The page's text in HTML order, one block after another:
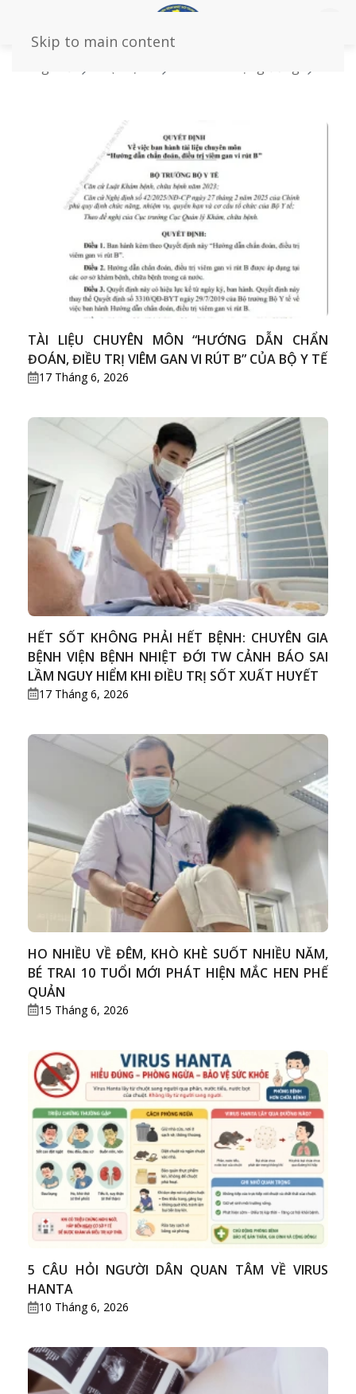
Skip to main content
TÀI LIỆU CHUYÊN MÔN “HƯỚNG DẪN CHẨN
ĐOÁN, ĐIỀU TRỊ VIÊM GAN VI RÚT B” CỦA BỘ Y TẾ
17 Tháng 6, 2026
HẾT SỐT KHÔNG PHẢI HẾT BỆNH: CHUYÊN GIA
BỆNH VIỆN BỆNH NHIỆT ĐỚI TW CẢNH BÁO SAI
LẦM NGUY HIỂM KHI ĐIỀU TRỊ SỐT XUẤT HUYẾT
17 Tháng 6, 2026
HO NHIỀU VỀ ĐÊM, KHÒ KHÈ SUỐT NHIỀU NĂM,
BÉ TRAI 10 TUỔI MỚI PHÁT HIỆN MẮC HEN PHẾ
QUẢN
15 Tháng 6, 2026
5 CÂU HỎI NGƯỜI DÂN QUAN TÂM VỀ VIRUS
HANTA
10 Tháng 6, 2026